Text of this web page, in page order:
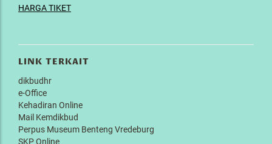
HARGA TIKET
LINK TERKAIT
dikbudhr
e-Office
Kehadiran Online
Mail Kemdikbud
Perpus Museum Benteng Vredeburg
SKP Online